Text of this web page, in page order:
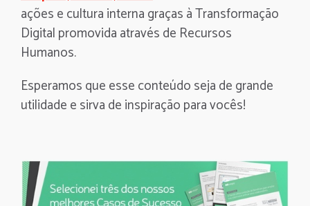
ações e cultura interna graças à Transformação
Digital promovida através de Recursos
Humanos.
Esperamos que esse conteúdo seja de grande
utilidade e sirva de inspiração para vocês!